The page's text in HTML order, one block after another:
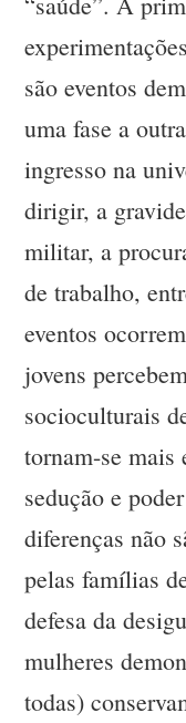
são eventos
uma fase a
ingresso na
dirigir, a
militar, a
de trabalho,
eventos
jovens
socioculturais
tornam-se
sedução e
diferenças não
pelas famílias
defesa da
mulheres
todas)